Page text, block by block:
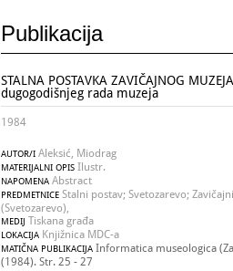
Publikacija
STALNA POSTAVKA ZAVIČAJNOG
dugogodišnjeg rada muzeja
1984
AUTOR/I Aleksić, Miodrag
MATERIJALNI OPIS Ilustr.
NAPOMENA Abstract
PREDMETNICE Stalni postav; Svetozarevo;
(Svetozarevo),
MEDIJ Tiskana građa
LOKACIJA Knjižnica MDC-a
MATIČNA PUBLIKACIJA Informatica museologica
(1984). Str. 25 - 27